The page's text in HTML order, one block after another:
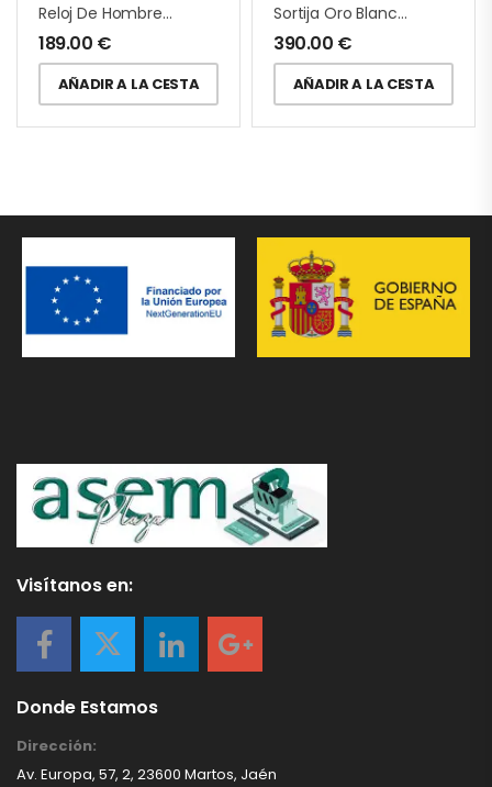
Reloj De Hombre Daniel Wellington
189.00 €
AÑADIR A LA CESTA
Sortija Oro Blanco Con Zafiro
390.00 €
AÑADIR A LA CESTA
Visítanos en:
Donde Estamos
Dirección:
Av. Europa, 57, 2, 23600 Martos, Jaén